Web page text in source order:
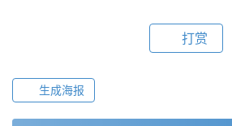
打赏
生成海报